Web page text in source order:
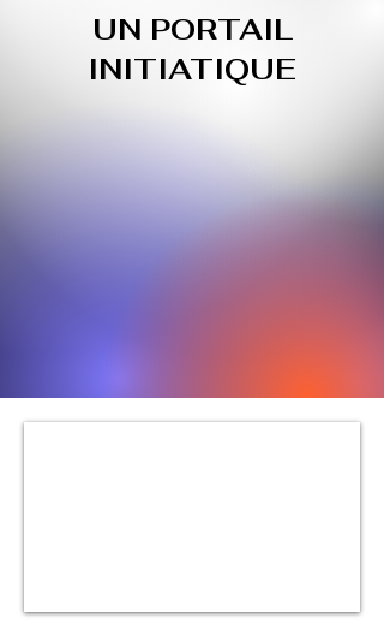
UN PORTAIL
INITIATIQUE